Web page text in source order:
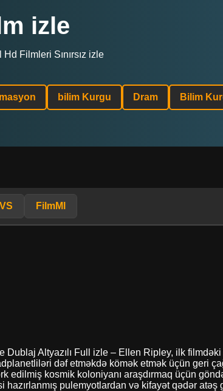
izle
Filmleri Sınırsız izle
bilim Kurgu Dram Bilim
FilmMl
Dublaj Altyazılı Full izle – Ellen Ripley, ilk
dəf etməkdə kömək etmək üçün geri
kosmik koloniyanı araşdırmaq üçün
pulemyotlardan və kifayət qədər